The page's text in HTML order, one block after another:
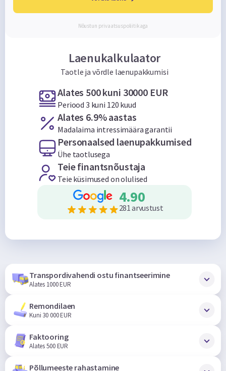
Laenukalkulaator
Taotle ja võrdle laenupakkumisi
Alates 500 kuni 30000 EUR
Periood 3 kuni 120 kuud
Alates 6.9% aastas
Madalaima intressimäära garantii
Personaalsed laenupakkumised
Ühe taotlusega
Teie finantsnõustaja
Teie küsimused on olulised
4.90
281 arvustust
Nõustun privaatsuspoliitikaga
Transpordivahendi ostu finantseerimine
Alates 1000 EUR
Remondilaen
Kuni 30 000 EUR
Faktooring
Alates 500 EUR
Põllumeeste rahastamine